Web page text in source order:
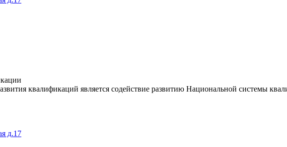
квалификаций является содействие развитию Национальной системы
д.17